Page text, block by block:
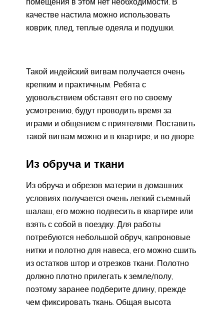
качестве настила можно использовать
коврик, плед, теплые одеяла и подушки.
Такой индейский вигвам получается очень
крепким и практичным. Ребята с
удовольствием обставят его по своему
усмотрению, будут проводить время за
играми и общением с приятелями. Поставить
такой вигвам можно и в квартире, и во дворе.
Из обруча и ткани
Из обруча и обрезов материи в домашних
условиях получается очень легкий съемный
шалаш, его можно подвесить в квартире или
взять с собой в поездку. Для работы
потребуются небольшой обруч, капроновые
нитки и полотно для навеса, его можно сшить
из остатков штор и отрезков ткани. Полотно
должно плотно прилегать к земле/полу,
поэтому заранее подберите длину, прежде
чем фиксировать ткань. Общая высота